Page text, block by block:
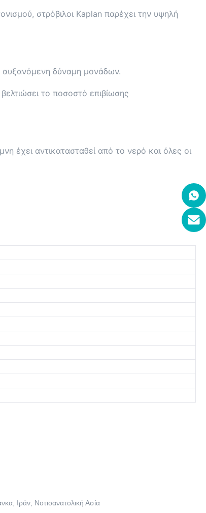
στρόβιλοι Kaplan παρέχει την υψηλή
αυξανόμενη δύναμη μονάδων.
το ποσοστό επιβίωσης
έχει αντικατασταθεί από το νερό και όλες οι
Ιράν, Νοτιοανατολική Ασία